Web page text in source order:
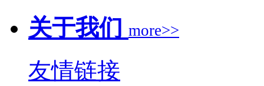
关于我们 more>>
友情链接